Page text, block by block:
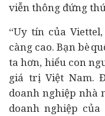
viễn thông đứng
“Uy tín của
càng cao. Bạn bè
ta hơn, hiểu con
giá trị Việt Nam.
doanh nghiệp nhà
doanh nghiệp